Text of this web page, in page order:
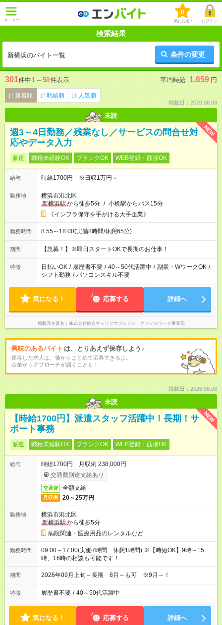
メニュー
0
気になる！ ログイン
検索結果
新横浜のバイト一覧 条件の変更
301件中1 ～ 50件表示 平均時給: 1,659 円
新着順 時給順 人気順
掲載日：2026.08.08
未読
NEW
週3～4日勤務／残業なし／サービスの問合せ対
応やデータ入力
派遣 職種未経験OK ブランクOK WEB登録・面接OK
給与 時給1700円 ※日収1万円～
勤務地
横浜市港北区
新横浜駅から徒歩5分 / 小机駅からバス15分
《インフラ保守を手がける大手企業》
勤務時間 8:55～18:00(実働8時間/休憩65分)
期間 【急募！】※即日スタートOKで長期のお仕事！
特徴 日払いOK / 履歴書不要 / 40～50代活躍中 / 副業・WワークOK /
シフト勤務 / パソコンスキル不要
気になる！ 応募する 詳細へ
掲載元企業名 株式会社綜合キャリアオプション オフィスワーク事業部
興味のあるバイト は、とりあえず保存しよう♪
保存した求人は、後からまとめて応募できるよ。
企業からアプローチが届くことも！
掲載日：2026.08.08
未読
NEW
【時給1700円】派遣スタッフ活躍中！長期！サ
ポート事務
派遣 職種未経験OK ブランクOK WEB登録・面接OK
給与
時給1700円 月収例 238,000円
交通費別途支給あり
交通費 全額支給
月収例 20～25万円
勤務地
横浜市港北区
新横浜駅から徒歩5分
病院関連・医療用品のレンタルなど
勤務時間
09:00～17:00(実働7時間 休憩1時間) ※【時短OK】9時～15
時、16時の相談も可能です！
期間 2026年09月上旬～長期 8月～も可 ※9月～！
特徴 履歴書不要 / 40～50代活躍中
気になる！ 応募する 詳細へ